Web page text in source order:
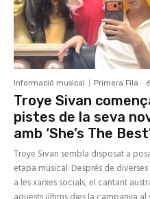
Informació musical Primera Fila -
Troye Sivan
pistes de la seva
amb ‘She’s The
Troye Sivan sembla disposat a
etapa musical. Després de
a les xarxes socials, el cantant